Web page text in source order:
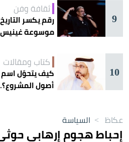
9
ثقافة وفن
رقم يكسر
موسوعة غينيس
10
كتاب ومقالات
كيف يتحوّل
أصول
عكاظ > السياسة
إحباط هجوم إرهابي